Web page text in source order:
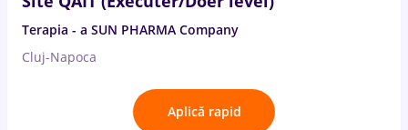
Terapia - a SUN PHARMA Company
Cluj-Napoca
Aplică rapid